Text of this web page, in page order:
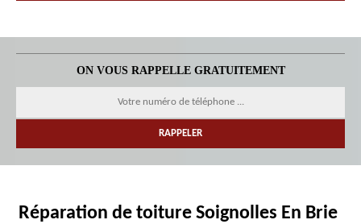
ON VOUS RAPPELLE GRATUITEMENT
Réparation de toiture Soignolles En Brie